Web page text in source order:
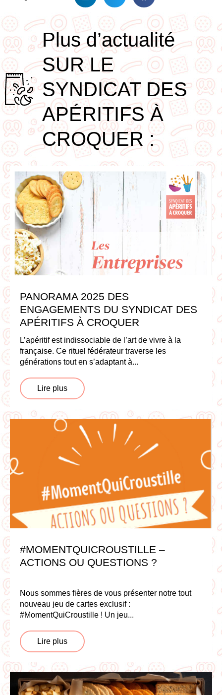
Plus d’actualité
SUR LE
SYNDICAT DES
APÉRITIFS À
CROQUER :
PANORAMA 2025 DES
ENGAGEMENTS DU SYNDICAT DES
APÉRITIFS À CROQUER
L’apéritif est indissociable de l’art de vivre à la
française. Ce rituel fédérateur traverse les
générations tout en s’adaptant à...
Lire plus
#MOMENTQUICROUSTILLE –
ACTIONS OU QUESTIONS ?
Nous sommes fières de vous présenter notre tout
nouveau jeu de cartes exclusif :
#MomentQuiCroustille ! Un jeu...
Lire plus